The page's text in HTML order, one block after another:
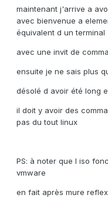
maintenant j'arrive a
avec bienvenue a
équivalent d un terminal
avec une invit de
ensuite je ne sais plus
désolé d avoir été long
il doit y avoir des
pas du tout linux
PS: à noter que l iso
vmware
en fait après mure